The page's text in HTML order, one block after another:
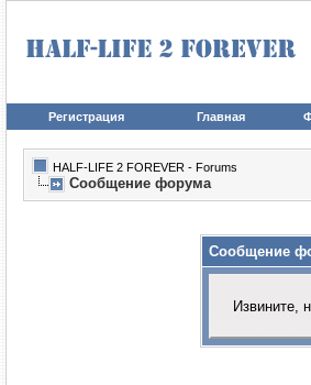
Регистрация Главная
HALF-LIFE 2 FOREVER - Forums
Сообщение форума
Сообщение
Извините,